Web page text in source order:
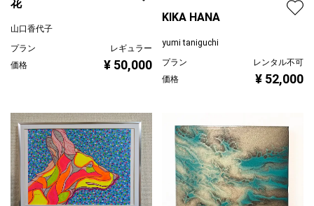
花
山口香代子
プラン
レギュラー
価格
¥ 50,000
KIKA HANA
yumi taniguchi
プラン
レンタル不可
価格
¥ 52,000